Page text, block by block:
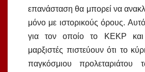
επανάσταση θα μπορεί να
μόνο με ιστορικούς όρους.
για τον οποίο το ΚΕΚΡ και
μαρξιστές πιστεύουν ότι το
παγκόσμιου προλεταριάτου